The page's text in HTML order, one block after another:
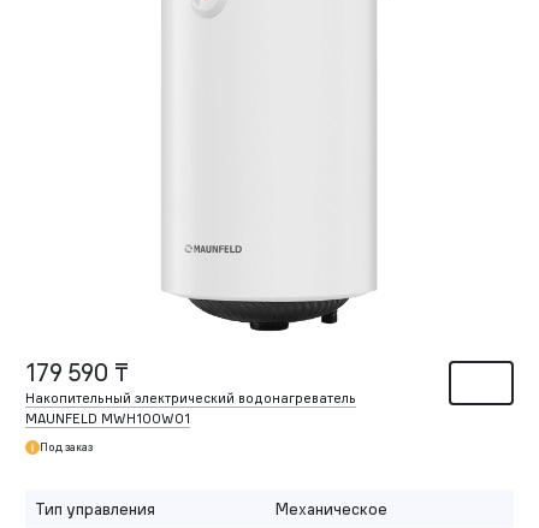
179 590 ₸
Накопительный электрический водонагреватель
MAUNFELD MWH100W01
Под заказ
Тип управления
Механическое